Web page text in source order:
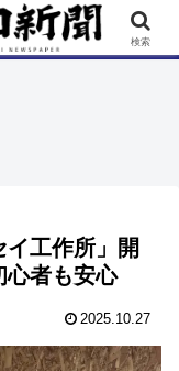
街ネタ イベント
工作所」開
者も安心
2025.10.27
検索